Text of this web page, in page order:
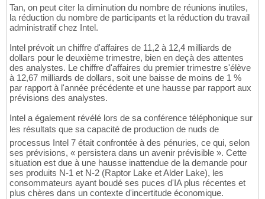
Tan, on peut citer la diminution du nombre de réunions inutiles,
la réduction du nombre de participants et la réduction du travail
administratif chez Intel.
Intel prévoit un chiffre d'affaires de 11,2 à 12,4 milliards de
dollars pour le deuxième trimestre, bien en deçà des attentes
des analystes. Le chiffre d'affaires du premier trimestre s'élève
à 12,67 milliards de dollars, soit une baisse de moins de 1 %
par rapport à l'année précédente et une hausse par rapport aux
prévisions des analystes.
Intel a également révélé lors de sa conférence téléphonique sur
les résultats que sa capacité de production de nuds de
processus Intel 7 était confrontée à des pénuries, ce qui, selon
ses prévisions, « persistera dans un avenir prévisible ». Cette
situation est due à une hausse inattendue de la demande pour
ses produits N-1 et N-2 (Raptor Lake et Alder Lake), les
consommateurs ayant boudé ses puces d'IA plus récentes et
plus chères dans un contexte d'incertitude économique.